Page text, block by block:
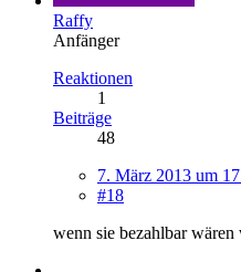
Raffy
Anfänger
Reaktionen
1
Beiträge
48
7. März 2013 um
#18
wenn sie bezahlbar